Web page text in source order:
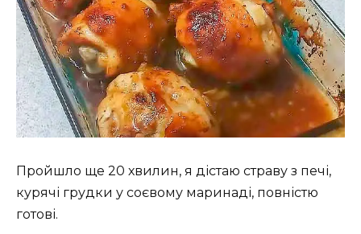
Пройшло ще 20 хвилин, я дістаю страву з печі,
курячі грудки у соєвому маринаді, повністю
готові.